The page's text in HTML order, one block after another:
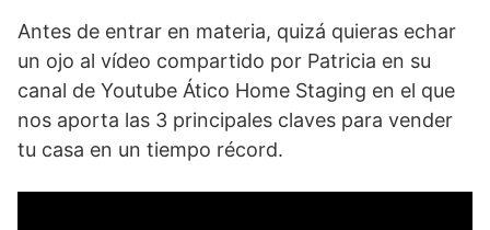
Antes de entrar en materia, quizá quieras echar
un ojo al vídeo compartido por Patricia en su
canal de Youtube Ático Home Staging en el que
nos aporta las 3 principales claves para vender
tu casa en un tiempo récord.